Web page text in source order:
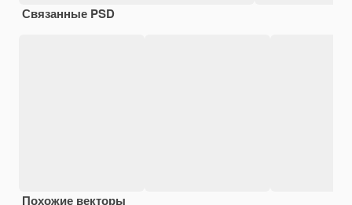
Связанные PSD
Похожие векторы